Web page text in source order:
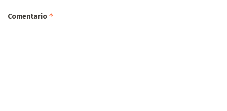
Comentario *